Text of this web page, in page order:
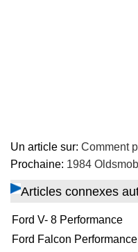
Un article sur: Comment
Prochaine: 1984
Articles connexes
Ford V- 8 Performance
Ford Falcon Performance